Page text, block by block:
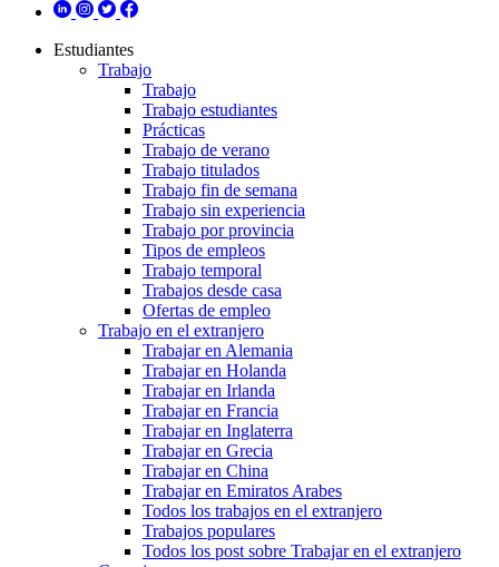
Estudiantes
Trabajo
Trabajo
Trabajo estudiantes
Prácticas
Trabajo de verano
Trabajo titulados
Trabajo fin de semana
Trabajo sin experiencia
Trabajo por provincia
Tipos de empleos
Trabajo temporal
Trabajos desde casa
Ofertas de empleo
Trabajo en el extranjero
Trabajar en Alemania
Trabajar en Holanda
Trabajar en Irlanda
Trabajar en Francia
Trabajar en Inglaterra
Trabajar en Grecia
Trabajar en China
Trabajar en Emiratos Arabes
Todos los trabajos en el extranjero
Trabajos populares
Todos los post sobre Trabajar en el extranjero